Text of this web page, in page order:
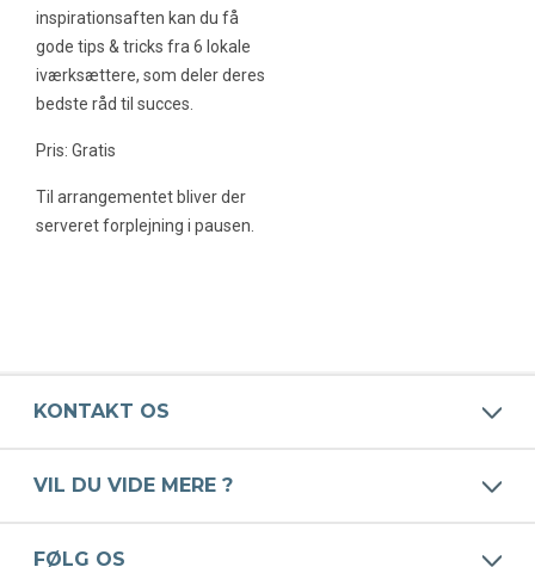
inspirationsaften kan du få
gode tips & tricks fra 6 lokale
iværksættere, som deler deres
bedste råd til succes.
Pris: Gratis
Til arrangementet bliver der
serveret forplejning i pausen.
KONTAKT OS
VIL DU VIDE MERE ?
FØLG OS